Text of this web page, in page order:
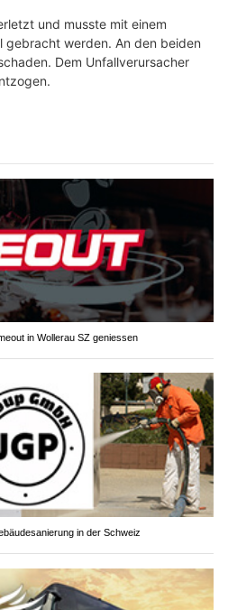
und musste mit einem
gebracht werden. An den beiden
Dem Unfallverursacher
in Wollerau SZ geniessen
in der Schweiz